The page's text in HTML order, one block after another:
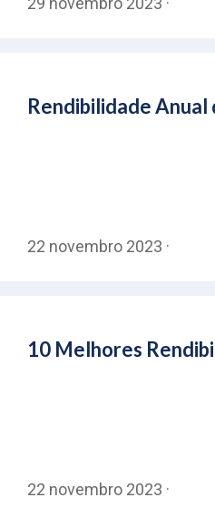
Rendibilidade Anual
22 novembro 2023 ·
10 Melhores
22 novembro 2023 ·